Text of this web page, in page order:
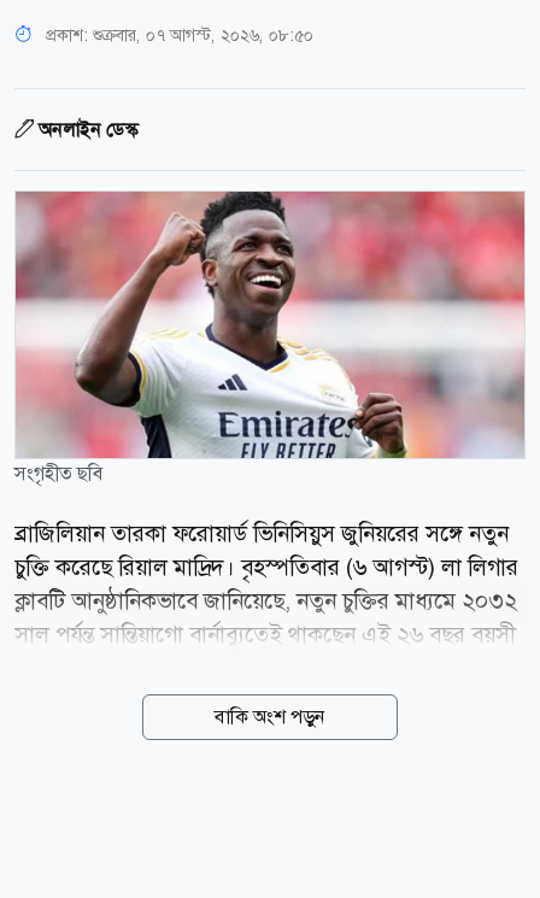
প্রকাশ: শুক্রবার, ০৭ আগস্ট, ২০২৬, ০৮:৫০
অনলাইন ডেস্ক
সংগৃহীত ছবি
ব্রাজিলিয়ান তারকা ফরোয়ার্ড ভিনিসিয়ুস জুনিয়রের সঙ্গে নতুন
চুক্তি করেছে রিয়াল মাদ্রিদ। বৃহস্পতিবার (৬ আগস্ট) লা লিগার
ক্লাবটি আনুষ্ঠানিকভাবে জানিয়েছে, নতুন চুক্তির মাধ্যমে ২০৩২
সাল পর্যন্ত সান্তিয়াগো বার্নাব্যুতেই থাকছেন এই ২৬ বছর বয়সী
অন্যতম প্রধান ভরসা হয়ে ওঠা ভিনিসিয়ুসকে নিয়ে সম্প্রতি
প্রিমিয়ার লিগের ক্লাব আর্সেনালে যোগ দেওয়ার গুঞ্জন শোনা
বাকি অংশ পড়ুন